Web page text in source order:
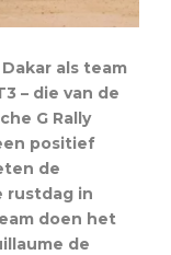
als team
– die van de
G Rally
positief
de
rustdag in
doen het
de